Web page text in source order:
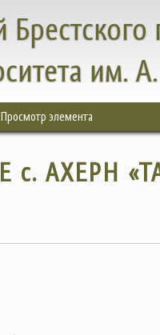
им.
Просмотр элемента
АХЕРН